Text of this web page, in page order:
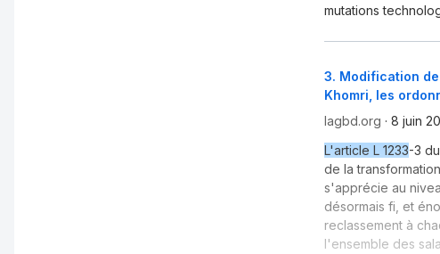
mutations
3. Modification
Khomri, les
lagbd.org · 8 juin
L'article L 1233-3 du
de la
s'apprécie au
désormais fi, et
reclassement à
l'ensemble des